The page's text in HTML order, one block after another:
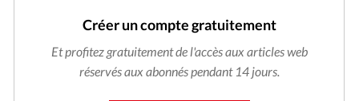
Créer un compte gratuitement
Et profitez gratuitement de l'accès aux articles web
réservés aux abonnés pendant 14 jours.